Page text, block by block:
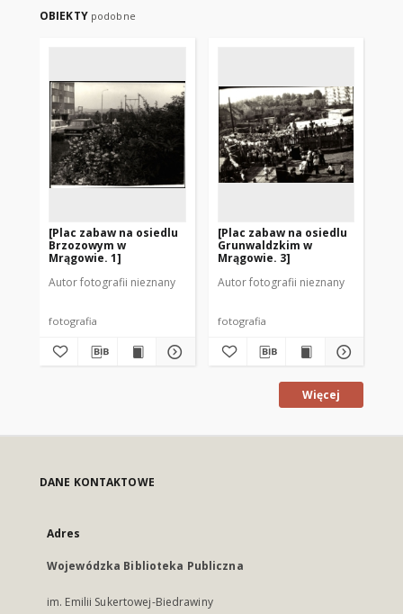
OBIEKTY podobne
[Plac zabaw na osiedlu
Brzozowym w
Mrągowie. 1]
Autor fotografii nieznany
fotografia
[Plac zabaw na osiedlu
Grunwaldzkim w
Mrągowie. 3]
Autor fotografii nieznany
fotografia
Więcej
DANE KONTAKTOWE
Adres
Wojewódzka Biblioteka Publiczna
im. Emilii Sukertowej-Biedrawiny